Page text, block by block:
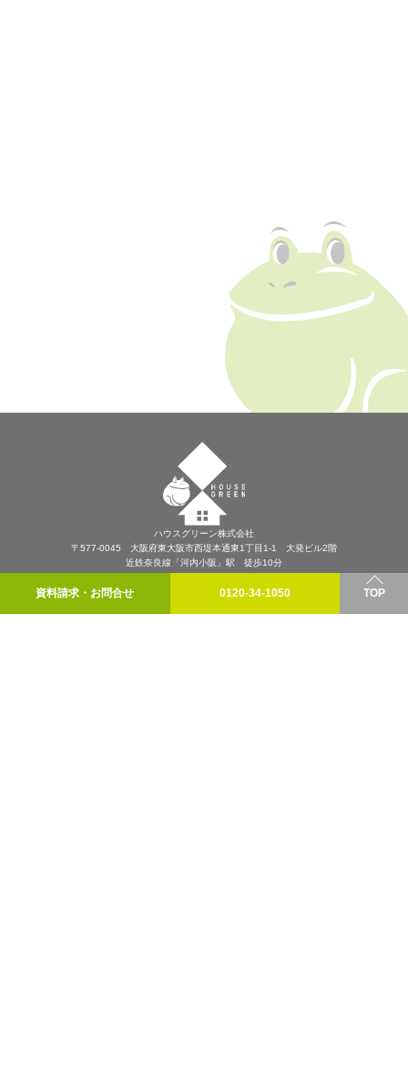
資料請求・お問合せ 0120-34-1050 TOP
ハウスグリーン株式会社
〒577-0045 大阪府東大阪市西堤本通東1丁目1-1 大発ビル2階
近鉄奈良線「河内小阪」駅 徒歩10分